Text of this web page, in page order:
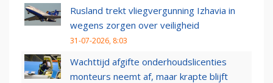
Rusland trekt vliegvergunning Izhavia in
wegens zorgen over veiligheid
31-07-2026, 8:03
Wachttijd afgifte onderhoudslicenties
monteurs neemt af, maar krapte blijft